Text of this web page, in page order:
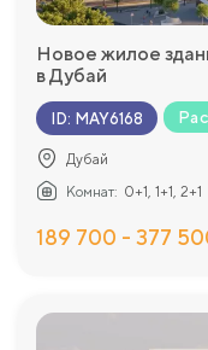
Новое жилое
в Дубай
ID: MAY6168
Дубай
Комнат: 0+1, 1+1, 2+1
189 700 - 377